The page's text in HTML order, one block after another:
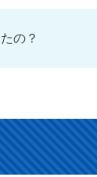
の？